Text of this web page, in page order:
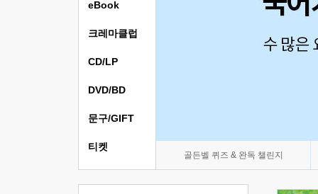
골든벨 퀴즈 & 완독 챌린지
eBook
크레마클럽
CD/LP
DVD/BD
문구/GIFT
티켓